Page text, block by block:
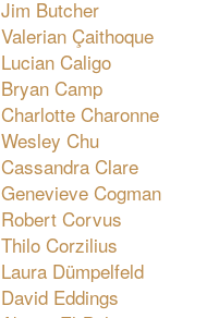
Jim Butcher
Valerian Çaithoque
Lucian Caligo
Bryan Camp
Charlotte Charonne
Wesley Chu
Cassandra Clare
Genevieve Cogman
Robert Corvus
Thilo Corzilius
Laura Dümpelfeld
David Eddings